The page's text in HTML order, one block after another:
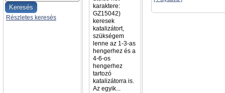
Részletes keresés
karaktere:
GZ15042)
keresek
katalizátort,
szükségem
lenne az 1-3-as
hengerhez és a
4-6-os
hengerhez
tartozó
katalizátorra is.
Az egyik...